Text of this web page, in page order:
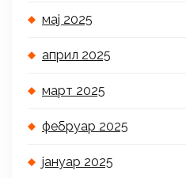
мај 2025
април 2025
март 2025
фебруар 2025
јануар 2025